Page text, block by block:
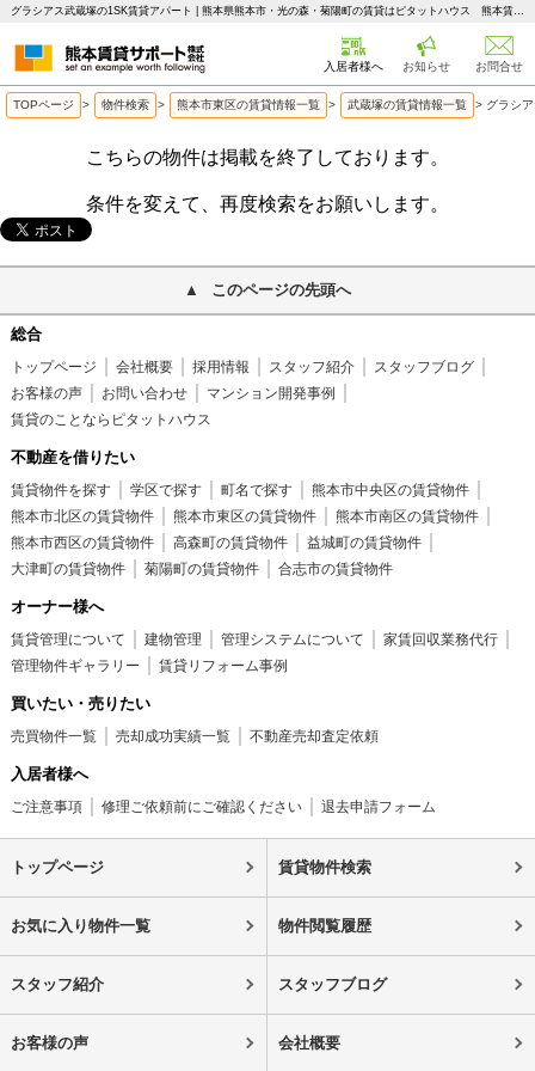
グラシアス武蔵塚の1SK賃貸アパート | 熊本県熊本市・光の森・菊陽町の賃貸はピタットハウス 熊本賃貸サポート
入居者様へ お知らせ お問合せ
TOPページ > 物件検索 > 熊本市東区の賃貸情報一覧 > 武蔵塚の賃貸情報一覧 > グラシ
こちらの物件は掲載を終了しております。
条件を変えて、再度検索をお願いします。
このページの先頭へ
総合
トップページ 会社概要 採用情報 スタッフ紹介
スタッフブログ
お客様の声
お問い合わせ
マンション開発事例
賃貸のことならピタットハウス
不動産を借りたい
賃貸物件を探す 学区で探す 町名で探す
熊本市中央区の賃貸物件
熊本市北区の賃貸物件
熊本市東区の賃貸物件
熊本市南区の賃貸物件
熊本市西区の賃貸物件
高森町の賃貸物件
益城町の賃貸物件
大津町の賃貸物件
菊陽町の賃貸物件 合志市の賃貸物件
オーナー様へ
賃貸管理について 建物管理 管理システムについて
家賃回収業務代行
管理物件ギャラリー
賃貸リフォーム事例
買いたい・売りたい
売買物件一覧 売却成功実績一覧 不動産売却査定依頼
入居者様へ
ご注意事項 修理ご依頼前にご確認ください 退去申請フォーム
トップページ 賃貸物件検索
お気に入り物件一覧 物件閲覧履歴
スタッフ紹介 スタッフブログ
お客様の声 会社概要